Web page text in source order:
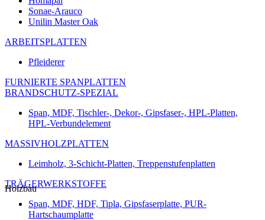
Sonae-Arauco
Unilin Master Oak
ARBEITSPLATTEN
Pfleiderer
FURNIERTE SPANPLATTEN
BRANDSCHUTZ-SPEZIAL
Span, MDF, Tischler-, Dekor-, Gipsfaser-, HPL-Platten,
HPL-Verbundelement
MASSIVHOLZPLATTEN
Leimholz, 3-Schicht-Platten, Treppenstufenplatten
TRÄGERWERKSTOFFE
Span, MDF, HDF, Tipla, Gipsfaserplatte, PUR-
Hartschaumplatte
Holzbau